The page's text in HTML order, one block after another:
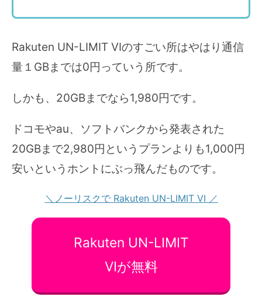
Rakuten UN-LIMIT VIのすごい所はやはり通信
量１GBまでは0円っていう所です。
しかも、20GBまでなら1,980円です。
ドコモやau、ソフトバンクから発表された
20GBまで2,980円というプランよりも1,000円
安いというホントにぶっ飛んだものです。
＼ノーリスクで Rakuten UN-LIMIT VI ／
Rakuten UN-LIMIT
VIが無料